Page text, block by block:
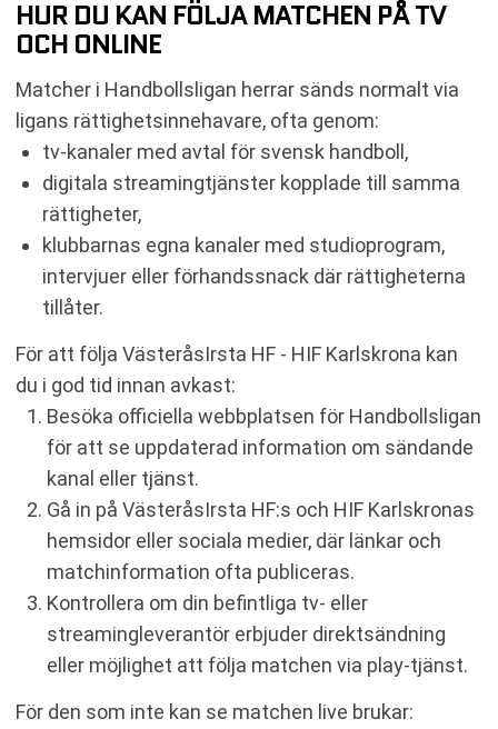
HUR DU KAN FÖLJA MATCHEN PÅ TV
OCH ONLINE
Matcher i Handbollsligan herrar sänds normalt via
ligans rättighetsinnehavare, ofta genom:
tv-kanaler med avtal för svensk handboll,
digitala streamingtjänster kopplade till samma
rättigheter,
klubbarnas egna kanaler med studioprogram,
intervjuer eller förhandssnack där rättigheterna
tillåter.
För att följa VästeråsIrsta HF - HIF Karlskrona kan
du i god tid innan avkast:
Besöka officiella webbplatsen för Handbollsligan
för att se uppdaterad information om sändande
kanal eller tjänst.
Gå in på VästeråsIrsta HF:s och HIF Karlskronas
hemsidor eller sociala medier, där länkar och
matchinformation ofta publiceras.
Kontrollera om din befintliga tv- eller
streamingleverantör erbjuder direktsändning
eller möjlighet att följa matchen via play-tjänst.
För den som inte kan se matchen live brukar: